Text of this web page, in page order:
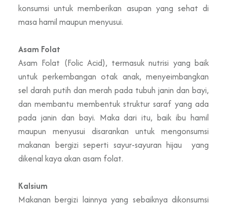
konsumsi untuk memberikan asupan yang sehat di
masa hamil maupun menyusui.
Asam Folat
Asam Folat (Folic Acid), termasuk nutrisi yang baik
untuk perkembangan otak anak, menyeimbangkan
sel darah putih dan merah pada tubuh janin dan bayi,
dan membantu membentuk struktur saraf yang ada
pada janin dan bayi. Maka dari itu, baik ibu hamil
maupun menyusui disarankan untuk mengonsumsi
makanan bergizi seperti sayur-sayuran hijau yang
dikenal kaya akan asam folat.
Kalsium
Makanan bergizi lainnya yang sebaiknya dikonsumsi